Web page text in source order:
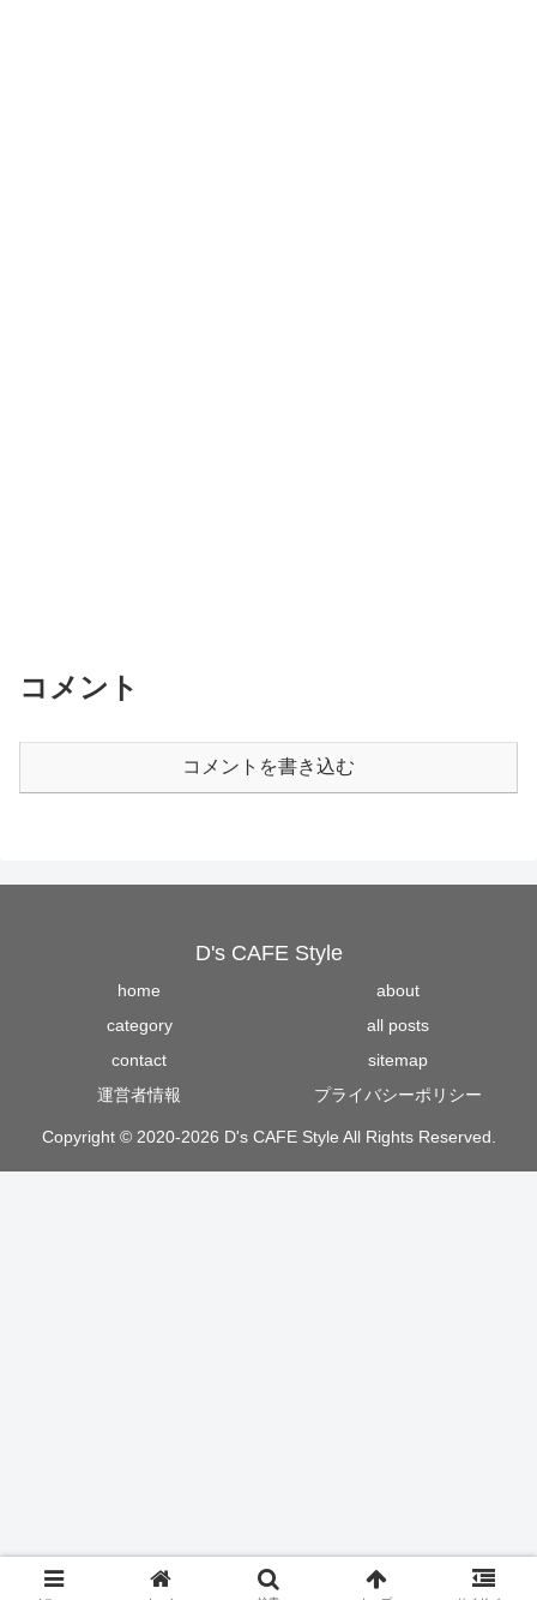
コメント
コメントを書き込む
D's CAFE Style
home
about
category
all posts
contact
sitemap
運営者情報
プライバシーポリシー
Copyright © 2020-2026 D's CAFE Style All Rights Reserved.